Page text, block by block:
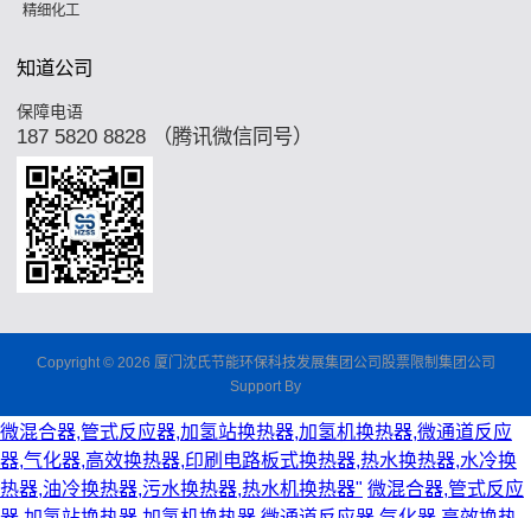
精细化工
知道公司
保障电语
187 5820 8828 （腾讯微信同号）
Copyright © 2026 厦门沈氏节能环保科技发展集团公司股票限制集团公司
Support By
微混合器,管式反应器,加氢站换热器,加氢机换热器,微通道反应
器,气化器,高效换热器,印刷电路板式换热器,热水换热器,水冷换
热器,油冷换热器,污水换热器,热水机换热器" 微混合器,管式反应